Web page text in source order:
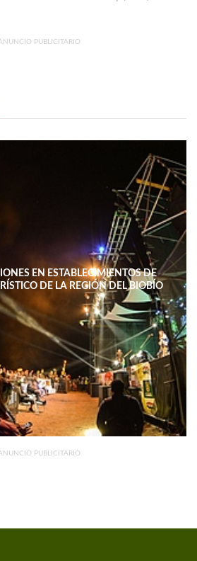
PUBLICITARIO
EN ESTABLECIMIENTOS DE
DE LA REGIÓN DEL BIOBÍO
15,4% INTERANUAL
PUBLICITARIO